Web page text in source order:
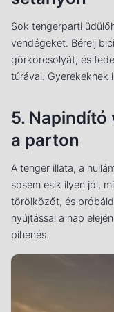
Sok tengerparti
vendégeket. Bérelj
görkorcsolyát, és
túrával. Gyerekeknek
5. Napindító
a parton
A tenger illata, a
sosem esik ilyen jól,
törölközőt, és
nyújtással a nap
pihenés.